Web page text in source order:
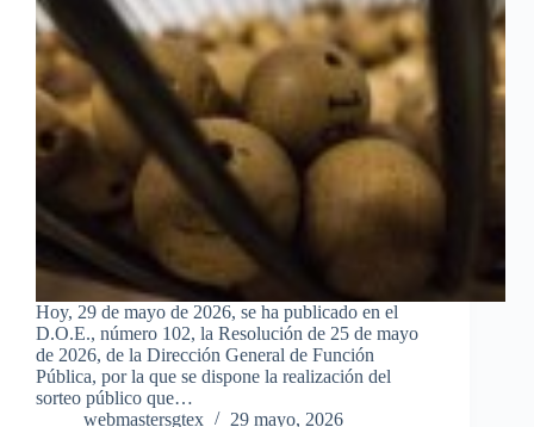
Hoy, 29 de mayo de 2026, se ha publicado en el
D.O.E., número 102, la Resolución de 25 de mayo
de 2026, de la Dirección General de Función
Pública, por la que se dispone la realización del
sorteo público que…
webmastersgtex
29 mayo, 2026